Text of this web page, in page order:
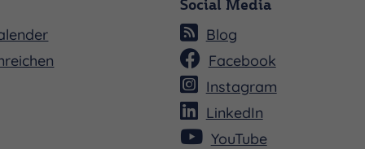
Social Media
Blog
Facebook
Instagram
LinkedIn
YouTube